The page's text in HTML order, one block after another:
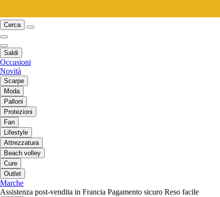
Cerca
Saldi
Occasioni
Novità
Scarpe
Moda
Palloni
Protezioni
Fan
Lifestyle
Attrezzatura
Beach volley
Cure
Outlet
Marche
Assistenza post-vendita in Francia Pagamento sicuro Reso facile